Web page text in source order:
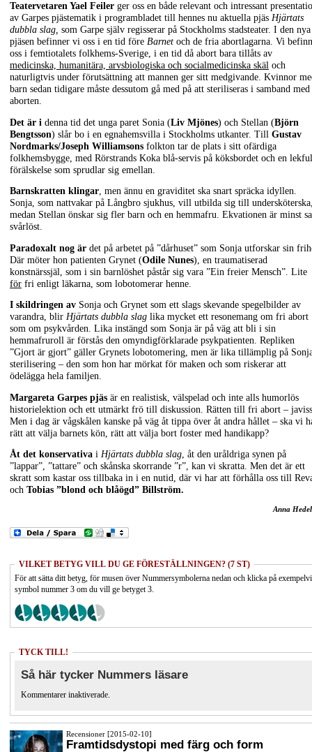
Teatervetaren Yael Feiler ger oss en både relevant och intressant
av Garpes pjästematik i programbladet till hennes nu aktuella pjäs Hjärtats
dubbla slag, som Garpe själv regisserar på Stockholms stadsteater. I den nya
pjäsen befinner vi oss i en tid före Barnet och de fria abortlagarna. Vi
oss i femtiotalets folkhems-Sverige, i en tid då abort bara tillåts av
medicinska, humanitära, arvsbiologiska och socialmedicinska skäl och
naturligtvis under förutsättning att mannen ger sitt medgivande. Kvinnor
barn sedan tidigare måste dessutom gå med på att steriliseras i samband med
aborten.
Det är i denna tid det unga paret Sonia (Liv Mjönes) och Stellan (Björn
Bengtsson) slår bo i en egnahemsvilla i Stockholms utkanter. Till Gustav
Nordmarks/Joseph Williamsons folkton tar de plats i sitt ofärdiga
folkhemsbygge, med Rörstrands Koka blå-servis på köksbordet och en
förälskelse som sprudlar sig emellan.
Barnskratten klingar, men ännu en graviditet ska snart spräcka idyllen.
Sonja, som nattvakar på Långbro sjukhus, vill utbilda sig till
medan Stellan önskar sig fler barn och en hemmafru. Ekvationen är minst
svårlöst.
Paradoxalt nog är det på arbetet på ”dårhuset” som Sonja utforskar sin
Där möter hon patienten Grynet (Odile Nunes), en traumatiserad
konstnärssjäl, som i sin barnlöshet påstår sig vara ”Ein freier Mensch”. Lite
för fri enligt läkarna, som lobotomerar henne.
I skildringen av Sonja och Grynet som ett slags skevande spegelbilder av
varandra, blir Hjärtats dubbla slag lika mycket ett resonemang om fri abort
som om psykvården. Lika instängd som Sonja är på väg att bli i sin
hemmafruroll är förstås den omyndigförklarade psykpatienten. Repliken
”Gjort är gjort” gäller Grynets lobotomering, men är lika tillämplig på
sterilisering – den som hon har mörkat för maken och som riskerar att
ödelägga hela familjen.
Margareta Garpes pjäs är en realistisk, välspelad och inte alls humorlös
historielektion och ett utmärkt frö till diskussion. Rätten till fri abort –
Men i dag är vågskålen kanske på väg åt tippa över åt andra hållet – ska vi
rätt att välja barnets kön, rätt att välja bort foster med handikapp?
Åt det konservativa i Hjärtats dubbla slag, åt den uråldriga synen på
”lappar”, ”tattare” och skånska skorrande ”r”, kan vi skratta. Men det är ett
skratt som kastar oss tillbaka in i en nutid, där vi har att förhålla oss till
och Tobias ”blond och blåögd” Billström.
Anna
VILKET BETYG VILL DU GE FÖRESTÄLLNINGEN? (7 ST)
För att sätta ditt betyg, för musen över Nummersymbolerna nedan och klicka på
symbol nummer 3 om du vill ge betyget 3.
TYCK TILL!
Så här tycker Nummers läsare
Kommentarer inaktiverade.
Recensioner [2015-02-10]
Framtidsdystopi med färg och form